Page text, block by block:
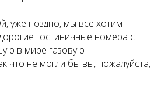
уже поздно, мы все хотим
гостиничные номера с
в мире газовую
что не могли бы вы, пожалуйста,